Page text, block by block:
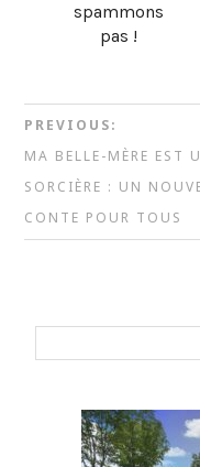
spammons
pas !
PREVIOUS:
MA BELLE-MÈRE EST
SORCIÈRE : UN
CONTE POUR TOUS